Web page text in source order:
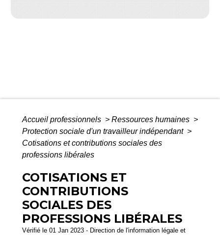
Accueil professionnels > Ressources humaines >
Protection sociale d'un travailleur indépendant >
Cotisations et contributions sociales des
professions libérales
COTISATIONS ET
CONTRIBUTIONS
SOCIALES DES
PROFESSIONS LIBÉRALES
Vérifié le 01 Jan 2023 - Direction de l'information légale et